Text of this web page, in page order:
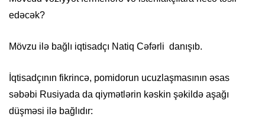
edəcək?
Mövzu ilə bağlı iqtisadçı Natiq Cəfərli danışıb.
İqtisadçının fikrincə, pomidorun ucuzlaşmasının əsas
səbəbi Rusiyada da qiymətlərin kəskin şəkildə aşağı
düşməsi ilə bağlıdır: